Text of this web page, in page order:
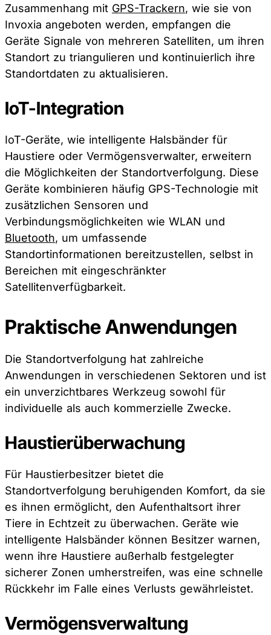
Zusammenhang mit GPS-Trackern, wie sie von
Invoxia angeboten werden, empfangen die
Geräte Signale von mehreren Satelliten, um ihren
Standort zu triangulieren und kontinuierlich ihre
Standortdaten zu aktualisieren.
IoT-Integration
IoT-Geräte, wie intelligente Halsbänder für
Haustiere oder Vermögensverwalter, erweitern
die Möglichkeiten der Standortverfolgung. Diese
Geräte kombinieren häufig GPS-Technologie mit
zusätzlichen Sensoren und
Verbindungsmöglichkeiten wie WLAN und
Bluetooth, um umfassende
Standortinformationen bereitzustellen, selbst in
Bereichen mit eingeschränkter
Satellitenverfügbarkeit.
Praktische Anwendungen
Die Standortverfolgung hat zahlreiche
Anwendungen in verschiedenen Sektoren und ist
ein unverzichtbares Werkzeug sowohl für
individuelle als auch kommerzielle Zwecke.
Haustierüberwachung
Für Haustierbesitzer bietet die
Standortverfolgung beruhigenden Komfort, da sie
es ihnen ermöglicht, den Aufenthaltsort ihrer
Tiere in Echtzeit zu überwachen. Geräte wie
intelligente Halsbänder können Besitzer warnen,
wenn ihre Haustiere außerhalb festgelegter
sicherer Zonen umherstreifen, was eine schnelle
Rückkehr im Falle eines Verlusts gewährleistet.
Vermögensverwaltung